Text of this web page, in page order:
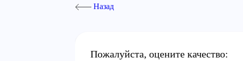
Назад
Пожалуйста, оцените качество: